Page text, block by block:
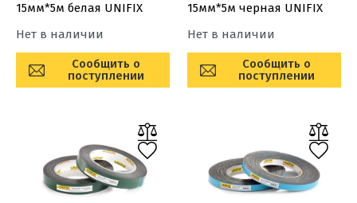
15мм*5м белая UNIFIX
Нет в наличии
Сообщить о
поступлении
15мм*5м черная UNIFIX
Нет в наличии
Сообщить о
поступлении